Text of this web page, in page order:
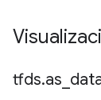
tfds.as